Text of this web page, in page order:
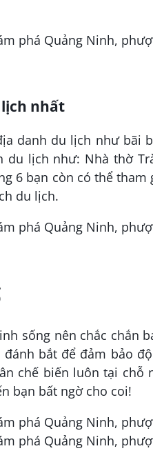
lịch nhất
danh du lịch như bãi
lịch như: Nhà thờ
6 bạn còn có thể tham
du lịch.
sống nên chắc chắn
bắt để đảm bảo
chế biến luôn tại chỗ
bạn bất ngờ cho coi!